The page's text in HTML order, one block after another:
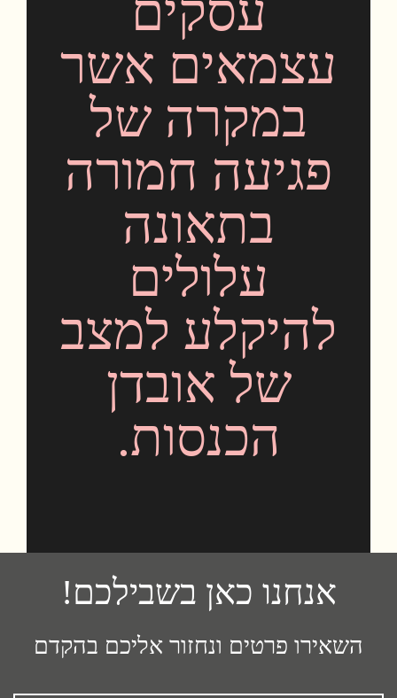
עסקים
עצמאים אשר
במקרה של
פגיעה חמורה
בתאונה
עלולים
להיקלע למצב
של אובדן
הכנסות.
אנחנו כאן בשבילכם!
השאירו פרטים ונחזור אליכם בהקדם